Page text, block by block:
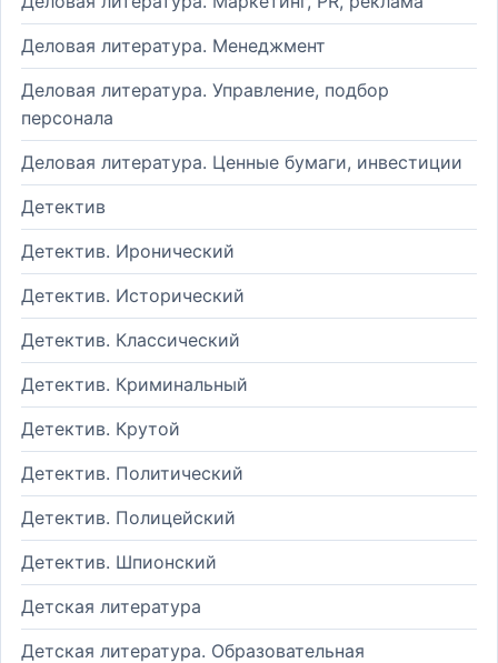
Деловая литература. Менеджмент
Деловая литература. Управление, подбор
персонала
Деловая литература. Ценные бумаги, инвестиции
Детектив
Детектив. Иронический
Детектив. Исторический
Детектив. Классический
Детектив. Криминальный
Детектив. Крутой
Детектив. Политический
Детектив. Полицейский
Детектив. Шпионский
Детская литература
Детская литература. Образовательная